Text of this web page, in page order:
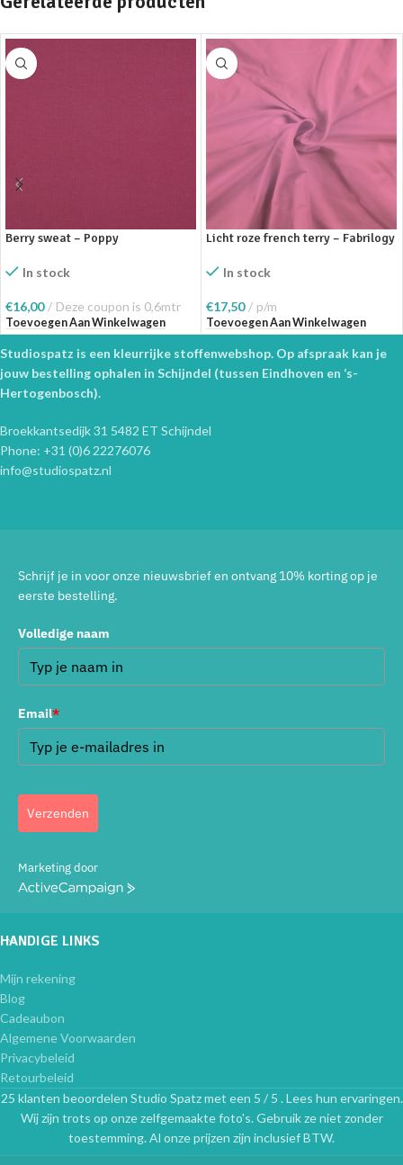
Berry sweat – Poppy
In stock
€16,00 Deze coupon is 0,6mtr
Toevoegen Aan Winkelwagen
Licht roze french terry – Fabrilogy
In stock
€17,50 p/m
Toevoegen Aan Winkelwagen
Studiospatz is een kleurrijke stoffenwebshop. Op afspraak kan je
jouw bestelling ophalen in Schijndel (tussen Eindhoven en ‘s-
Hertogenbosch).
Broekkantsedijk 31 5482 ET Schijndel
Phone: +31 (0)6 22276076
info@studiospatz.nl
Schrijf je in voor onze nieuwsbrief en ontvang 10% korting op je
eerste bestelling.
Volledige naam
Email*
Verzenden
Marketing door
ActiveCampaign
HANDIGE LINKS
Mijn rekening
Blog
Cadeaubon
Algemene Voorwaarden
Privacybeleid
Retourbeleid
25 klanten beoordelen Studio Spatz met een 5 / 5 . Lees hun ervaringen.
Wij zijn trots op onze zelfgemaakte foto's. Gebruik ze niet zonder
toestemming. Al onze prijzen zijn inclusief BTW.